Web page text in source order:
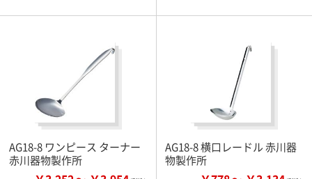
AG18-8 ワンピース ターナー
赤川器物製作所
AG18-8 横口レードル 赤川器
物製作所